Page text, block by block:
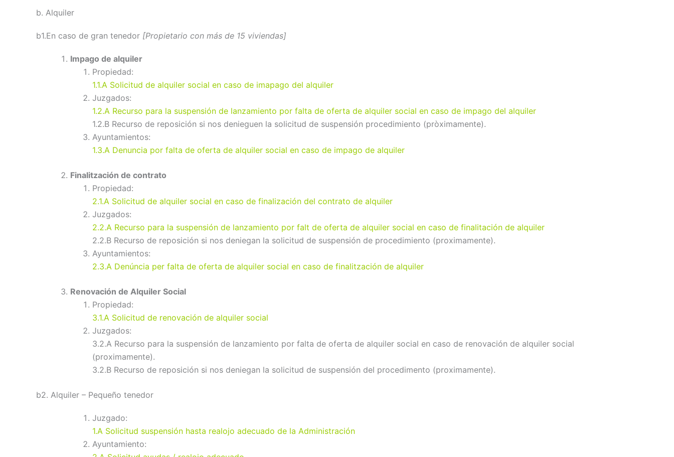
b. Alquiler
b1.En caso de gran tenedor [Propietario con más de 15 viviendas]
Impago de alquiler
Propiedad:
1.1.A Solicitud de alquiler social en caso de imapago del alquiler
Juzgados:
1.2.A Recurso para la suspensión de lanzamiento por falta de oferta de alquiler social en caso de impago del alquiler
1.2.B Recurso de reposición si nos denieguen la solicitud de suspensión procedimiento (pròximamente).
Ayuntamientos:
1.3.A Denuncia por falta de oferta de alquiler social en caso de impago de alquiler
Finalitzación de contrato
Propiedad:
2.1.A Solicitud de alquiler social en caso de finalización del contrato de alquiler
Juzgados:
2.2.A Recurso para la suspensión de lanzamiento por falt de oferta de alquiler social en caso de finalitación de alquiler
2.2.B Recurso de reposición si nos deniegan la solicitud de suspensión de procedimiento (proximamente).
Ayuntamientos:
2.3.A Denúncia per falta de oferta de alquiler social en caso de finalitzación de alquiler
Renovación de Alquiler Social
Propiedad:
3.1.A Solicitud de renovación de alquiler social
Juzgados:
3.2.A Recurso para la suspensión de lanzamiento por falta de oferta de alquiler social en caso de renovación de alquiler social
(proximamente).
3.2.B Recurso de reposición si nos deniegan la solicitud de suspensión del procedimento (proximamente).
b2. Alquiler – Pequeño tenedor
Juzgado:
1.A Solicitud suspensión hasta realojo adecuado de la Administración
Ayuntamiento: